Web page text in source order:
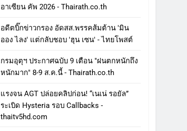
อาเซียน คัพ 2026 - Thairath.co.th
อดีตบิ๊กข่าวกรอง อัดสส.พรรคส้มต้าน 'มิน
ออง ไลง' แต่กลับชอบ 'ฮุน เซน' - ไทยโพสต์
กรมอุตุฯ ประกาศฉบับ 9 เตือน "ฝนตกหนักถึง
หนักมาก" 8-9 ส.ค.นี้ - Thairath.co.th
แรงจน AGT ปล่อยคลิปก่อน! “เนเน่ รอยัล”
ระเบิด Hysteria รอบ Callbacks -
thaitv5hd.com